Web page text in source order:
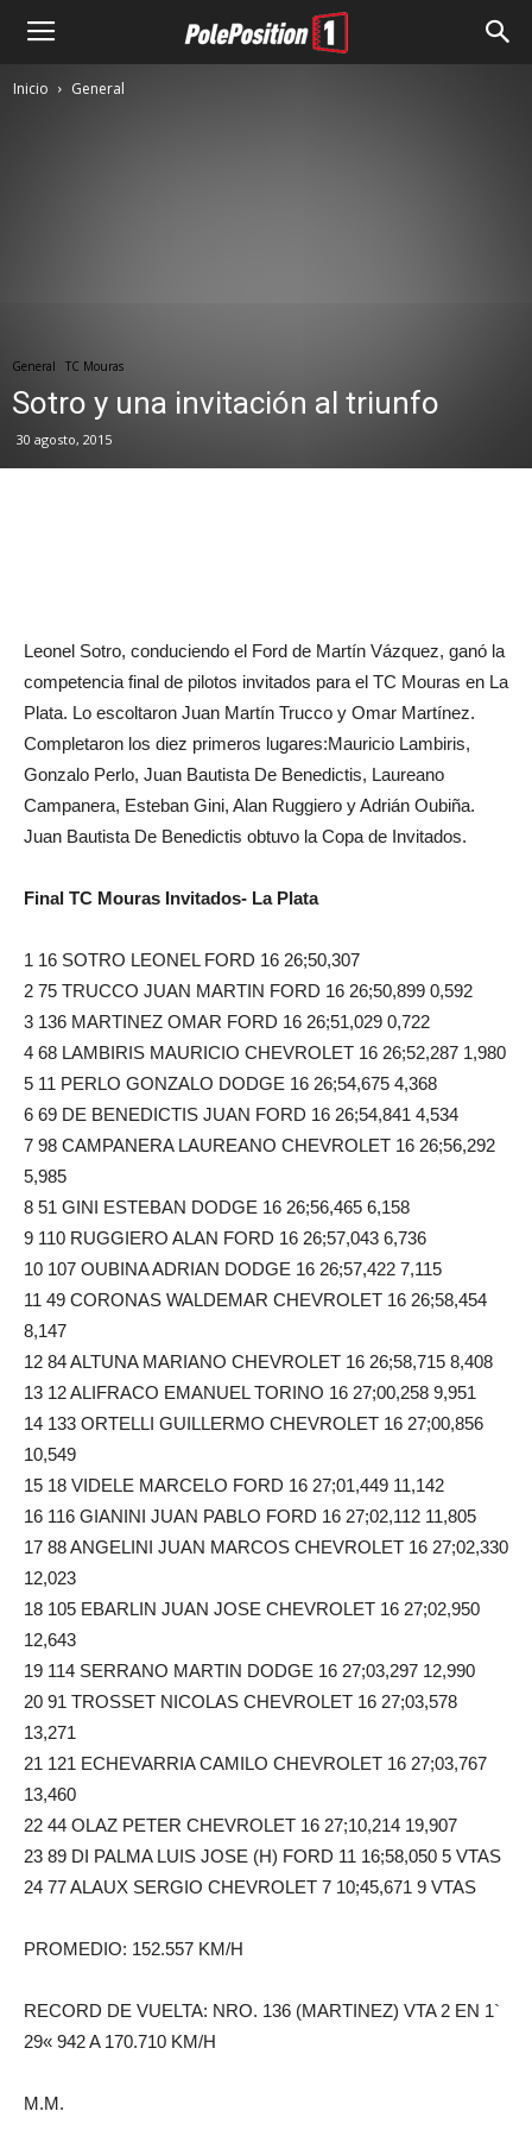
Inicio General
General TC Mouras
Sotro y una invitación al triunfo
30 agosto, 2015
Leonel Sotro, conduciendo el Ford de Martín Vázquez, ganó la
competencia final de pilotos invitados para el TC Mouras en La
Plata. Lo escoltaron Juan Martín Trucco y Omar Martínez.
Completaron los diez primeros lugares:Mauricio Lambiris,
Gonzalo Perlo, Juan Bautista De Benedictis, Laureano
Campanera, Esteban Gini, Alan Ruggiero y Adrián Oubiña.
Juan Bautista De Benedictis obtuvo la Copa de Invitados.
Final TC Mouras Invitados- La Plata
1 16 SOTRO LEONEL FORD 16 26;50,307
2 75 TRUCCO JUAN MARTIN FORD 16 26;50,899 0,592
3 136 MARTINEZ OMAR FORD 16 26;51,029 0,722
4 68 LAMBIRIS MAURICIO CHEVROLET 16 26;52,287 1,980
5 11 PERLO GONZALO DODGE 16 26;54,675 4,368
6 69 DE BENEDICTIS JUAN FORD 16 26;54,841 4,534
7 98 CAMPANERA LAUREANO CHEVROLET 16 26;56,292
5,985
8 51 GINI ESTEBAN DODGE 16 26;56,465 6,158
9 110 RUGGIERO ALAN FORD 16 26;57,043 6,736
10 107 OUBINA ADRIAN DODGE 16 26;57,422 7,115
11 49 CORONAS WALDEMAR CHEVROLET 16 26;58,454
8,147
12 84 ALTUNA MARIANO CHEVROLET 16 26;58,715 8,408
13 12 ALIFRACO EMANUEL TORINO 16 27;00,258 9,951
14 133 ORTELLI GUILLERMO CHEVROLET 16 27;00,856
10,549
15 18 VIDELE MARCELO FORD 16 27;01,449 11,142
16 116 GIANINI JUAN PABLO FORD 16 27;02,112 11,805
17 88 ANGELINI JUAN MARCOS CHEVROLET 16 27;02,330
12,023
18 105 EBARLIN JUAN JOSE CHEVROLET 16 27;02,950
12,643
19 114 SERRANO MARTIN DODGE 16 27;03,297 12,990
20 91 TROSSET NICOLAS CHEVROLET 16 27;03,578
13,271
21 121 ECHEVARRIA CAMILO CHEVROLET 16 27;03,767
13,460
22 44 OLAZ PETER CHEVROLET 16 27;10,214 19,907
23 89 DI PALMA LUIS JOSE (H) FORD 11 16;58,050 5 VTAS
24 77 ALAUX SERGIO CHEVROLET 7 10;45,671 9 VTAS
PROMEDIO: 152.557 KM/H
RECORD DE VUELTA: NRO. 136 (MARTINEZ) VTA 2 EN 1`
29« 942 A 170.710 KM/H
M.M.